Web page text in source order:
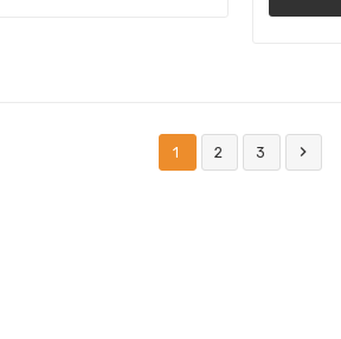
1 2 3 